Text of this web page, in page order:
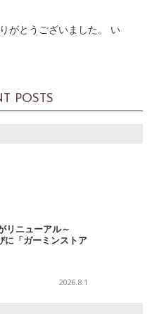
がとうございました。 い
POSTS
リニューアル～
に「ガーミンストア
2026.8.1